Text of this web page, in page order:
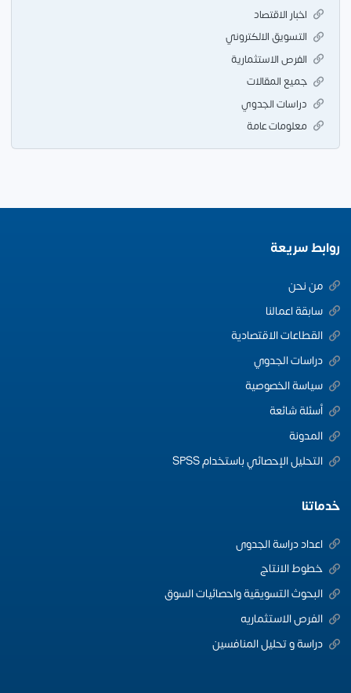
اخبار الاقتصاد
التسويق الالكتروني
الفرص الاستثمارية
جميع المقالات
دراسات الجدوي
معلومات عامة
روابط سريعة
من نحن
سابقة اعمالنا
القطاعات الاقتصادية
دراسات الجدوي
سياسة الخصوصية
أسئلة شائعة
المدونة
التحليل الإحصائي باستخدام SPSS
خدماتنا
اعداد دراسة الجدوى
خطوط الانتاج
البحوث التسويقية واحصائيات السوق
الفرص الاستثماريه
دراسة و تحليل المنافسين